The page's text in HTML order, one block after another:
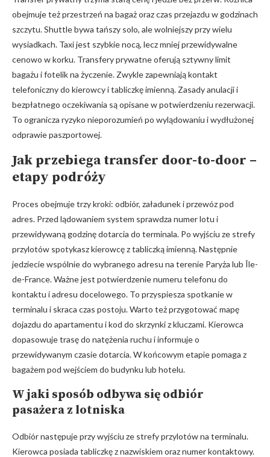
obejmuje też przestrzeń na bagaż oraz czas przejazdu w godzinach
szczytu. Shuttle bywa tańszy solo, ale wolniejszy przy wielu
wysiadkach. Taxi jest szybkie nocą, lecz mniej przewidywalne
cenowo w korku. Transfery prywatne oferują sztywny limit
bagażu i fotelik na życzenie. Zwykle zapewniają kontakt
telefoniczny do kierowcy i tabliczkę imienną. Zasady anulacji i
bezpłatnego oczekiwania są opisane w potwierdzeniu rezerwacji.
To ogranicza ryzyko nieporozumień po wylądowaniu i wydłużonej
odprawie paszportowej.
Jak przebiega transfer door-to-door –
etapy podróży
Proces obejmuje trzy kroki: odbiór, załadunek i przewóz pod
adres. Przed lądowaniem system sprawdza numer lotu i
przewidywaną godzinę dotarcia do terminala. Po wyjściu ze strefy
przylotów spotykasz kierowcę z tabliczką imienną. Następnie
jedziecie wspólnie do wybranego adresu na terenie Paryża lub Île-
de-France. Ważne jest potwierdzenie numeru telefonu do
kontaktu i adresu docelowego. To przyspiesza spotkanie w
terminalu i skraca czas postoju. Warto też przygotować mapę
dojazdu do apartamentu i kod do skrzynki z kluczami. Kierowca
dopasowuje trasę do natężenia ruchu i informuje o
przewidywanym czasie dotarcia. W końcowym etapie pomaga z
bagażem pod wejściem do budynku lub hotelu.
W jaki sposób odbywa się odbiór
pasażera z lotniska
Odbiór następuje przy wyjściu ze strefy przylotów na terminalu.
Kierowca posiada tabliczkę z nazwiskiem oraz numer kontaktowy.